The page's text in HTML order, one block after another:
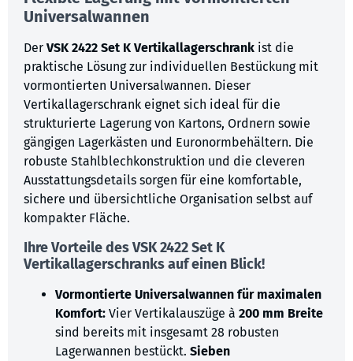
Universalwannen
Der VSK 2422 Set K Vertikallagerschrank ist die
praktische Lösung zur individuellen Bestückung mit
vormontierten Universalwannen. Dieser
Vertikallagerschrank eignet sich ideal für die
strukturierte Lagerung von Kartons, Ordnern sowie
gängigen Lagerkästen und Euronormbehältern. Die
robuste Stahlblechkonstruktion und die cleveren
Ausstattungsdetails sorgen für eine komfortable,
sichere und übersichtliche Organisation selbst auf
kompakter Fläche.
Ihre Vorteile des VSK 2422 Set K
Vertikallagerschranks auf einen Blick!
Vormontierte Universalwannen für maximalen
Komfort: Vier Vertikalauszüge à 200 mm Breite
sind bereits mit insgesamt 28 robusten
Lagerwannen bestückt. Sieben